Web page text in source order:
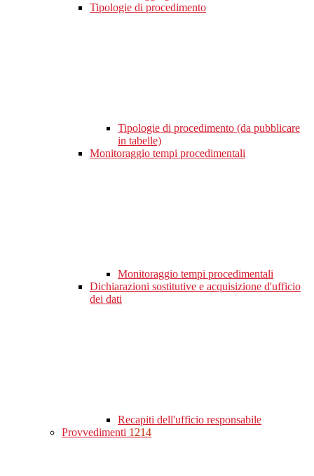
Tipologie di procedimento
Tipologie di procedimento (da pubblicare
in tabelle)
Monitoraggio tempi procedimentali
Monitoraggio tempi procedimentali
Dichiarazioni sostitutive e acquisizione d'ufficio
dei dati
Recapiti dell'ufficio responsabile
Provvedimenti 1214